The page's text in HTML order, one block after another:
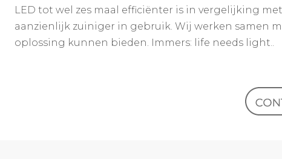
LED tot wel zes maal efficiënter is in vergelijking
aanzienlijk zuiniger in gebruik. Wij werken samen
oplossing kunnen bieden. Immers: life needs light..